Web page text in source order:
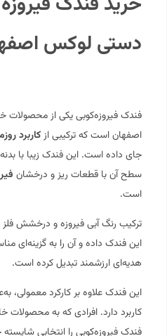
دستی لوکس
فندک فیروزه‌کوبییکی از محصولات
اصفهان است که ترکیبی ازکاربرد
جای داده است. این فندک زیبا با
سطح آن با قطعات ریز و درخشان
است.
ترکیب رنگ آبی فیروزه و درخشش
این فندک داده و آن را به گزینه‌ای
هدیه‌ای ارزشمند تبدیل کرده است.
این فندک علاوه بر کارکرد معمولی،
کاربرد دارد. افرادی که به محصولات
فندک فیروزه‌کوبی را انتخابی